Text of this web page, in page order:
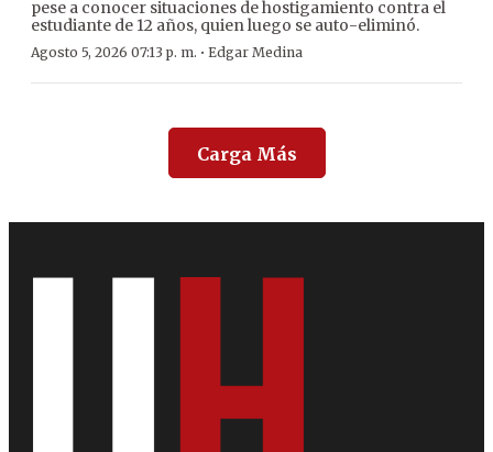
pese a conocer situaciones de hostigamiento contra el
estudiante de 12 años, quien luego se auto-eliminó.
Agosto 5, 2026 07:13 p. m. · Edgar Medina
Carga Más